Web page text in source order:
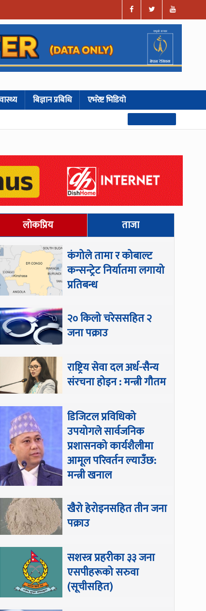
बिज्ञान प्रबिधि एभरेष्ट भिडियो
लोकप्रिय ताजा
कंगोले तामा र कोबाल्ट
कन्सन्ट्रेट निर्यातमा लगायो
प्रतिबन्ध
२० किलो चरेससहित २
जना पक्राउ
राष्ट्रिय सेवा दल अर्ध-सैन्य
संरचना होइन : मन्त्री गौतम
डिजिटल प्रविधिको
उपयोगले सार्वजनिक
प्रशासनको कार्यशैलीमा
आमूल परिवर्तन ल्याउँछ:
मन्त्री खनाल
खैरो हेरोइनसहित तीन जना
पक्राउ
सशस्त्र प्रहरीका ३३ जना
एसपीहरूको सरुवा
(सूचीसहित)